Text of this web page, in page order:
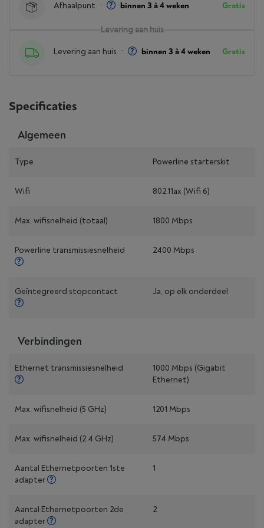
Levering aan huis
Levering aan huis : binnen 3 à 4 weken Gratis
Afhaalpunt : binnen 3 à 4 weken Gratis
Specificaties
Algemeen
Type Powerline starterskit
Wifi 802.11ax (Wifi 6)
Max. wifisnelheid (totaal) 1800 Mbps
Powerline transmissiesnelheid 2400 Mbps
Geïntegreerd stopcontact Ja, op elk onderdeel
Verbindingen
Ethernet transmissiesnelheid
1000 Mbps (Gigabit
Ethernet)
Max. wifisnelheid (5 GHz) 1201 Mbps
Max. wifisnelheid (2.4 GHz) 574 Mbps
Aantal Ethernetpoorten 1ste
adapter
1
Aantal Ethernetpoorten 2de
adapter
2